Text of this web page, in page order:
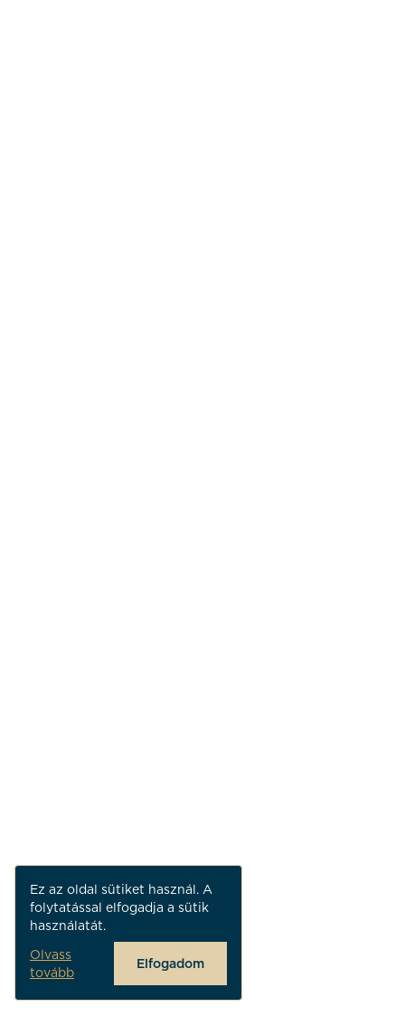
Ez az oldal sütiket használ. A
folytatással elfogadja a sütik
használatát.
Olvass
tovább
Elfogadom